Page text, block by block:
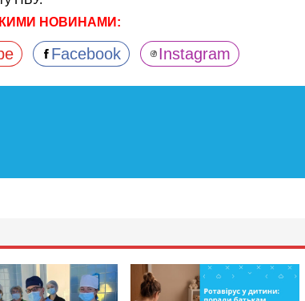
НОВИНАМИ:
Facebook Instagram